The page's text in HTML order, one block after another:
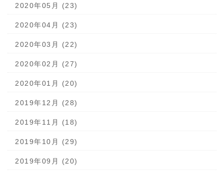
2020年05月 (23)
2020年04月 (23)
2020年03月 (22)
2020年02月 (27)
2020年01月 (20)
2019年12月 (28)
2019年11月 (18)
2019年10月 (29)
2019年09月 (20)